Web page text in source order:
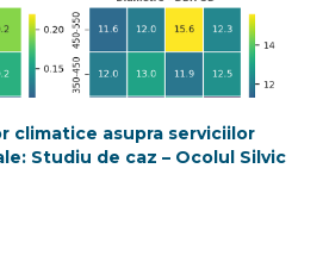
climatice asupra serviciilor
Studiu de caz – Ocolul Silvic